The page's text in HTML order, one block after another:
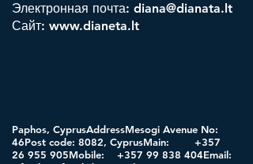
Электронная почта: diana@dianata.lt
Сайт: www.dianeta.lt
Paphos, CyprusAddressMesogi Avenue No:
46Post code: 8082, CyprusMain: +357
26 955 905Mobile: +357 99 838 404Email: